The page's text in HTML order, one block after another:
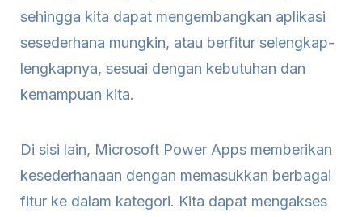
sehingga kita dapat mengembangkan aplikasi
sesederhana mungkin, atau berfitur selengkap-
lengkapnya, sesuai dengan kebutuhan dan
kemampuan kita.
Di sisi lain, Microsoft Power Apps memberikan
kesederhanaan dengan memasukkan berbagai
fitur ke dalam kategori. Kita dapat mengakses